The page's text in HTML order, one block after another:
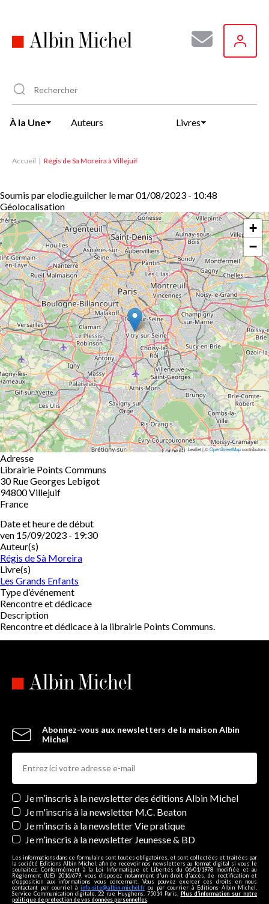
principal
À la Une Auteurs Livres
Accueil Régis de Sa Moreira à Villejuif
Soumis parelodie.guilcher lemar 01/08/2023 - 10:48
Géolocalisation
+
−
Leaflet | ©OpenStreetMapcontributors
Adresse
Librairie Points Communs
30 Rue Georges Lebigot
94800Villejuif
France
Date et heure de début
ven 15/09/2023 - 19:30
Auteur(s)
Régis de Sà Moreira
Livre(s)
Les Grands Enfants
Type d’événement
Rencontre et dédicace
Description
Rencontre et dédicace à la librairie Points Communs.
Abonnez-vous aux newsletters de la maison Albin
Michel
Newsletters
Je m’inscris à la newsletter des éditions Albin Michel
Je m'inscris à la newsletter M.C. Beaton
Je m’inscris à la newsletter Vie pratique
Je m’inscris à la newsletter Jeunesse & BD
Les informations dans ce formulaire sont toutes obligatoires, et sont collectées et traitées par
la société Editions Albin Michel, afin de recevoir nos newsletters au format digital si vous le
souhaitez. Conformément à la Loi Informatique et Libertés du 06/01/1978 modifiée et au
Règlement (UE) 2016/679, vous disposez notamment d'un droit d'accès, de rectification et
d’opposition aux informations vous concernant. Vous pouvez exercer ces droits en nous
contactant par courriel à info-site@albin-michel.fr ou par courrier à Editions Albin Michel,
Service Communication digitale, 22 rue Huyghens, 75014 Paris. Plus d’information sur notre
politique de protection de vos données personnelles